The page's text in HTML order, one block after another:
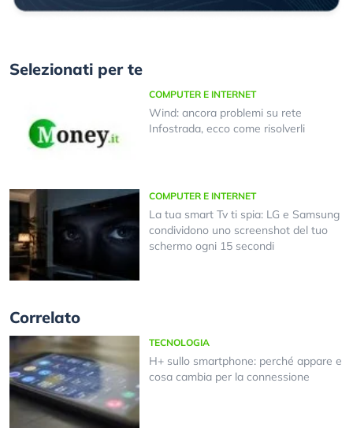
Selezionati per te
COMPUTER E INTERNET
Wind: ancora problemi su rete
Infostrada, ecco come risolverli
COMPUTER E INTERNET
La tua smart Tv ti spia: LG e Samsung
condividono uno screenshot del tuo
schermo ogni 15 secondi
Correlato
TECNOLOGIA
H+ sullo smartphone: perché appare e
cosa cambia per la connessione